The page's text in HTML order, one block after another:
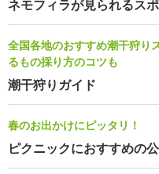
ネモフィラが見られるス
全国各地のおすすめ潮干狩り
るもの採り方のコツも
潮干狩りガイド
春のお出かけにピッタリ！
ピクニックにおすすめの